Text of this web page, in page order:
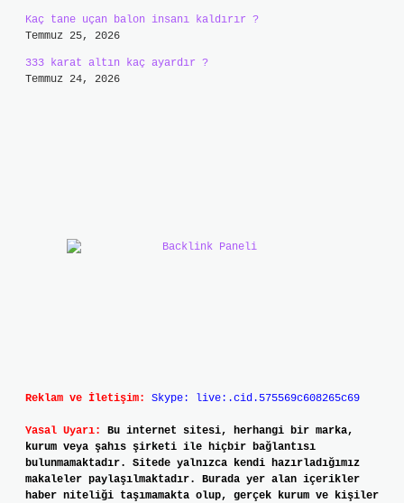
Kaç tane uçan balon insanı kaldırır ?
Temmuz 25, 2026
333 karat altın kaç ayardır ?
Temmuz 24, 2026
Reklam ve İletişim: Skype: live:.cid.575569c608265c69
Yasal Uyarı:
Bu internet sitesi, herhangi bir marka,
kurum veya şahıs şirketi ile hiçbir bağlantısı
bulunmamaktadır. Sitede yalnızca kendi hazırladığımız
makaleler paylaşılmaktadır. Burada yer alan içerikler
haber niteliği taşımamakta olup, gerçek kurum ve kişiler